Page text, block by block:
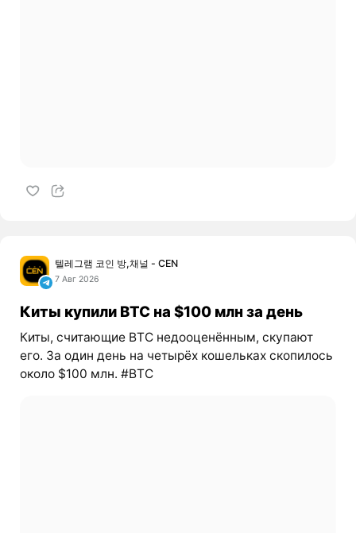
텔레그램 코인 방,채널 - CEN
7 Авг 2026
Киты купили BTC на $100 млн за день
Киты, считающие BTC недооценённым, скупают
его. За один день на четырёх кошельках скопилось
около $100 млн. #BTC